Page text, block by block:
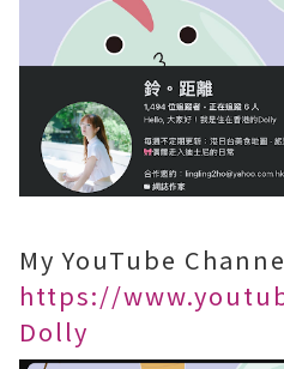
My YouTube
https://
Dolly